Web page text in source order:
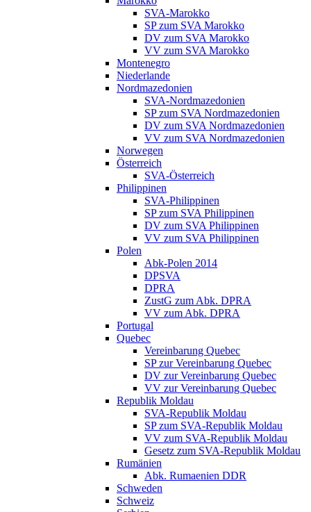
SVA-Marokko
SP zum SVA Marokko
DV zum SVA Marokko
VV zum SVA Marokko
Montenegro
Niederlande
Nordmazedonien
SVA-Nordmazedonien
SP zum SVA Nordmazedonien
DV zum SVA Nordmazedonien
VV zum SVA Nordmazedonien
Norwegen
Österreich
SVA-Österreich
Philippinen
SVA-Philippinen
SP zum SVA Philippinen
DV zum SVA Philippinen
VV zum SVA Philippinen
Polen
Abk-Polen 2014
DPSVA
DPRA
ZustG zum Abk. DPRA
VV zum Abk. DPRA
Portugal
Quebec
Vereinbarung Quebec
SP zur Vereinbarung Quebec
DV zur Vereinbarung Quebec
VV zur Vereinbarung Quebec
Republik Moldau
SVA-Republik Moldau
SP zum SVA-Republik Moldau
VV zum SVA-Republik Moldau
Gesetz zum SVA-Republik Moldau
Rumänien
Abk. Rumaenien DDR
Schweden
Schweiz